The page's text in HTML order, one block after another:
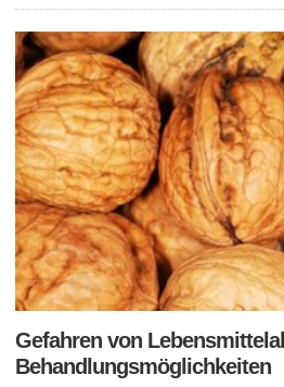
Gefahren von
Behandlungsmöglichkeiten